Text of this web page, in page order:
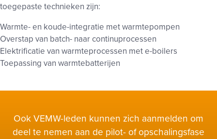
toegepaste technieken zijn:
Warmte- en koude-integratie met warmtepompen
Overstap van batch- naar continuprocessen
Elektrificatie van warmteprocessen met e-boilers
Toepassing van warmtebatterijen
Ook VEMW-leden kunnen zich aanmelden om
deel te nemen aan de pilot- of opschalingsfase